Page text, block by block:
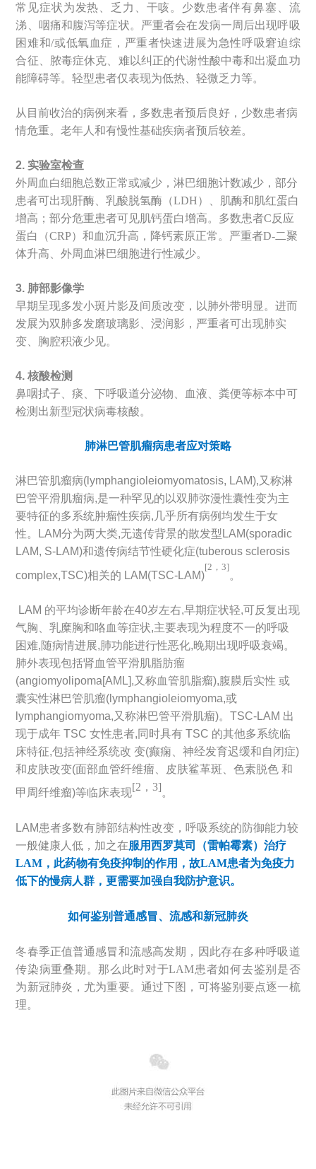
常见症状为发热、乏力、干咳。少数患者伴有鼻塞、流
涕、咽痛和腹泻等症状。严重者会在发病一周后出现呼吸
困难和/或低氧血症，严重者快速进展为急性呼吸窘迫综
合征、脓毒症休克、难以纠正的代谢性酸中毒和出凝血功
能障碍等。轻型患者仅表现为低热、轻微乏力等。
从目前收治的病例来看，多数患者预后良好，少数患者病
情危重。老年人和有慢性基础疾病者预后较差。
2. 实验室检查
外周血白细胞总数正常或减少，淋巴细胞计数减少，部分
患者可出现肝酶、乳酸脱氢酶（LDH）、肌酶和肌红蛋白
增高；部分危重患者可见肌钙蛋白增高。多数患者C反应
蛋白（CRP）和血沉升高，降钙素原正常。严重者D-二聚
体升高、外周血淋巴细胞进行性减少。
3. 肺部影像学
早期呈现多发小斑片影及间质改变，以肺外带明显。进而
发展为双肺多发磨玻璃影、浸润影，严重者可出现肺实
变、胸腔积液少见。
4. 核酸检测
鼻咽拭子、痰、下呼吸道分泌物、血液、粪便等标本中可
检测出新型冠状病毒核酸。
肺淋巴管肌瘤病患者应对策略
淋巴管肌瘤病(lymphangioleiomyomatosis, LAM),又称淋
巴管平滑肌瘤病,是一种罕见的以双肺弥漫性囊性变为主
要特征的多系统肿瘤性疾病,几乎所有病例均发生于女
性。LAM分为两大类,无遗传背景的散发型LAM(sporadic
LAM, S-LAM)和遗传病结节性硬化症(tuberous sclerosis
complex,TSC)相关的 LAM(TSC-LAM)
[2 ，3]
LAM 的平均诊断年龄在40岁左右,早期症状轻,可反复出现
气胸、乳糜胸和咯血等症状,主要表现为程度不一的呼吸
困难,随病情进展,肺功能进行性恶化,晚期出现呼吸衰竭。
肺外表现包括肾血管平滑肌脂肪瘤
(angiomyolipoma[AML],又称血管肌脂瘤),腹膜后实性 或
囊实性淋巴管肌瘤(lymphangioleiomyoma,或
lymphangiomyoma,又称淋巴管平滑肌瘤)。TSC-LAM 出
现于成年 TSC 女性患者,同时具有 TSC 的其他多系统临
床特征,包括神经系统改 变(癫痫、神经发育迟缓和自闭症)
和皮肤改变(面部血管纤维瘤、皮肤鲨革斑、色素脱色 和
甲周纤维瘤)等临床表现[2 ，3]。
LAM患者多数有肺部结构性改变，呼吸系统的防御能力较
一般健康人低，加之在服用西罗莫司（雷帕霉素）治疗
LAM，此药物有免疫抑制的作用，故LAM患者为免疫力
低下的慢病人群，更需要加强自我防护意识。
如何鉴别普通感冒、流感和新冠肺炎
冬春季正值普通感冒和流感高发期，因此存在多种呼吸道
传染病重叠期。那么此时对于LAM患者如何去鉴别是否
为新冠肺炎，尤为重要。通过下图，可将鉴别要点逐一梳
理。